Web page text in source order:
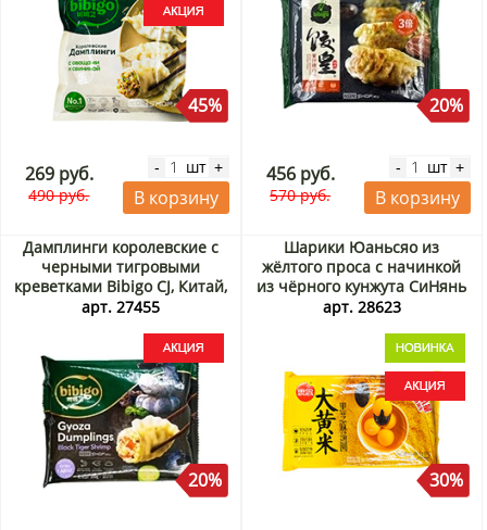
45%
269 руб.
490 руб.
- шт +
В корзину
20%
456 руб.
570 руб.
- шт +
В корзину
Дамплинги королевские с
черными тигровыми
креветками Bibigo CJ, Китай,
350 г Акция
арт. 27455
20%
Шарики Юаньсяо из
жёлтого проса с начинкой
из чёрного кунжута СиНянь
/ SiNian, Китай, 454 г Акция
арт. 28623
30%